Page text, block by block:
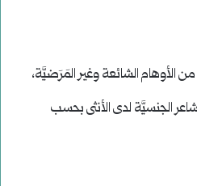
الأوهام الشائعة وغير المَرَضيَّة،
الجنسيَّة لدى الأنثى بحسب